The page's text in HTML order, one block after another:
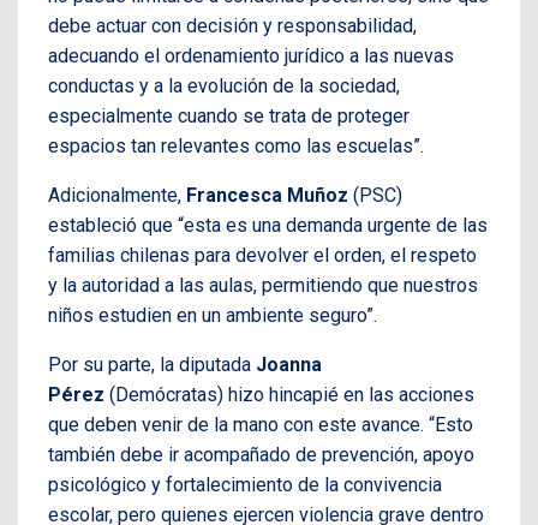
debe actuar con decisión y responsabilidad,
adecuando el ordenamiento jurídico a las nuevas
conductas y a la evolución de la sociedad,
especialmente cuando se trata de proteger
espacios tan relevantes como las escuelas”.
Adicionalmente, Francesca Muñoz (PSC)
estableció que “esta es una demanda urgente de las
familias chilenas para devolver el orden, el respeto
y la autoridad a las aulas, permitiendo que nuestros
niños estudien en un ambiente seguro”.
Por su parte, la diputada Joanna
Pérez (Demócratas) hizo hincapié en las acciones
que deben venir de la mano con este avance. “Esto
también debe ir acompañado de prevención, apoyo
psicológico y fortalecimiento de la convivencia
escolar, pero quienes ejercen violencia grave dentro